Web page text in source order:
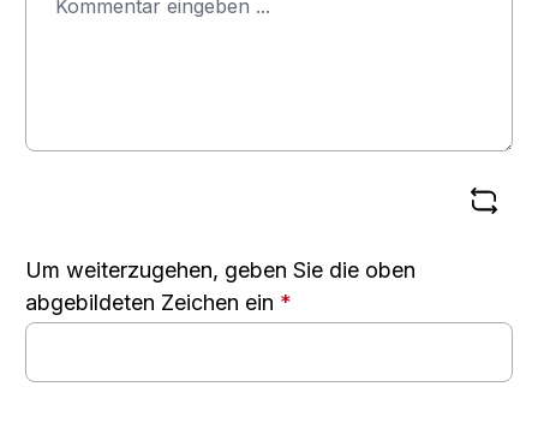
Um weiterzugehen, geben Sie die oben
abgebildeten Zeichen ein *